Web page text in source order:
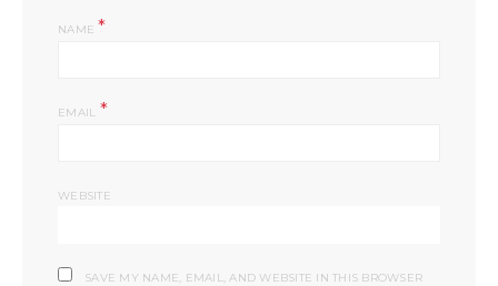
NAME*
EMAIL *
WEBSITE
SAVE MY NAME, EMAIL, AND WEBSITE IN THIS BROWSER